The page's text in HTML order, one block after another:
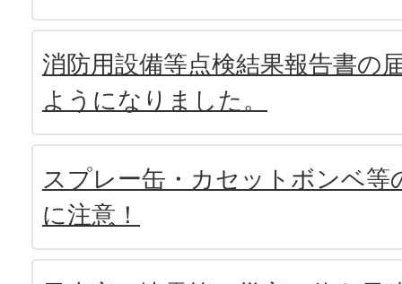
消防用設備等点検結果報告書の
ようになりました。
スプレー缶・カセットボンベ等
に注意！